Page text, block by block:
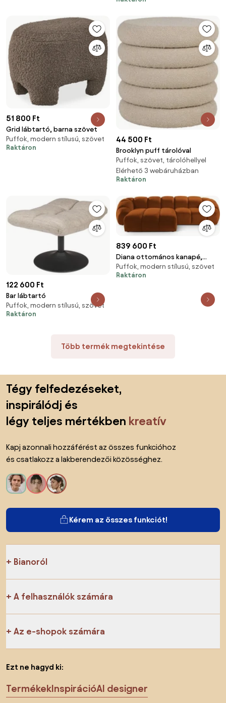
51 800 Ft
Grid lábtartó, barna szövet
Puffok, modern stílusú, szövet
Raktáron
44 500 Ft
Brooklyn puff tárolóval
Puffok, szövet, tárolóhellyel
Elérhető 3 webáruházban
Raktáron
122 600 Ft
Bar lábtartó
Puffok, modern stílusú, szövet
Raktáron
839 600 Ft
Diana ottomános kanapé,
balos
Puffok, modern stílusú, szövet
Raktáron
Több termék megtekintése
Tégy felfedezéseket,
inspirálódj és
légy teljes mértékben kreatív
Kapj azonnali hozzáférést az összes funkcióhoz
és csatlakozz a lakberendezői közösséghez.
Kérem az összes funkciót!
Bianoról
A felhasználók számára
Az e-shopok számára
Ezt ne hagyd ki:
TermékekInspirációAI designer